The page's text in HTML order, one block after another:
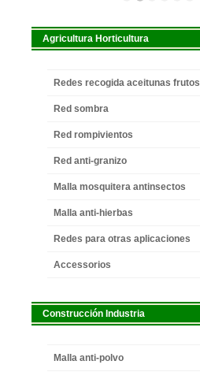
Agricultura Horticultura
Redes recogida aceitunas frutos
Red sombra
Red rompivientos
Red anti-granizo
Malla mosquitera antinsectos
Malla anti-hierbas
Redes para otras aplicaciones
Accessorios
Construcción Industria
Malla anti-polvo